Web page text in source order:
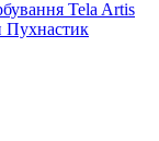
Tela Artis
Пухнастик